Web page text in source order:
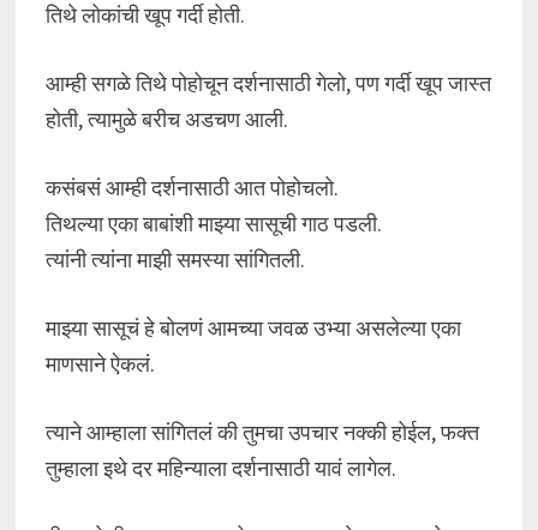
तिथे लोकांची खूप गर्दी होती.
आम्ही सगळे तिथे पोहोचून दर्शनासाठी गेलो, पण गर्दी खूप जास्त
होती, त्यामुळे बरीच अडचण आली.
कसंबसं आम्ही दर्शनासाठी आत पोहोचलो.
तिथल्या एका बाबांशी माझ्या सासूची गाठ पडली.
त्यांनी त्यांना माझी समस्या सांगितली.
माझ्या सासूचं हे बोलणं आमच्या जवळ उभ्या असलेल्या एका
माणसाने ऐकलं.
त्याने आम्हाला सांगितलं की तुमचा उपचार नक्की होईल, फक्त
तुम्हाला इथे दर महिन्याला दर्शनासाठी यावं लागेल.